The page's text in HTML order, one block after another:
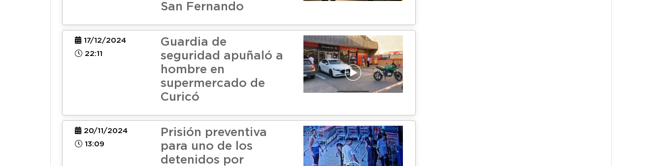
San Fernando
17/12/2024
22:11
Guardia de
seguridad apuñaló a
hombre en
supermercado de
Curicó
20/11/2024
13:09
Prisión preventiva
para uno de los
detenidos por